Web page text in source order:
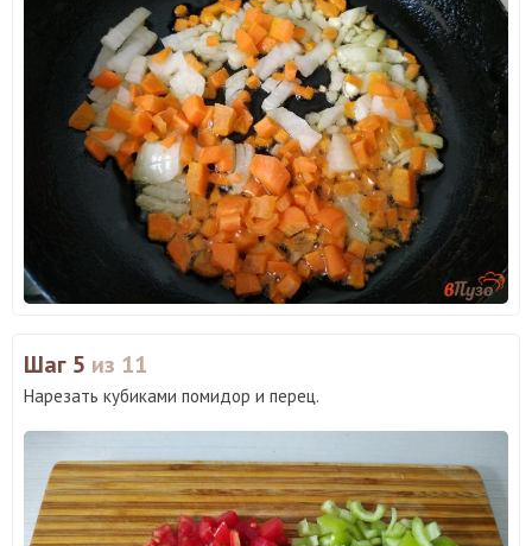
Шаг 5 из 11
Нарезать кубиками помидор и перец.